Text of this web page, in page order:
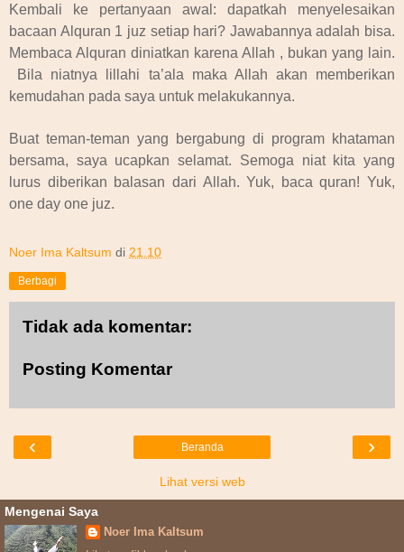
Kembali ke pertanyaan awal: dapatkah menyelesaikan
bacaan Alquran 1 juz setiap hari? Jawabannya adalah bisa.
Membaca Alquran diniatkan karena Allah , bukan yang lain.
Bila niatnya lillahi ta’ala maka Allah akan memberikan
kemudahan pada saya untuk melakukannya.
Buat teman-teman yang bergabung di program khataman
bersama, saya ucapkan selamat. Semoga niat kita yang
lurus diberikan balasan dari Allah. Yuk, baca quran! Yuk,
one day one juz.
Noer Ima Kaltsum di 21.10
Berbagi
Tidak ada komentar:
Posting Komentar
‹ ›
Beranda
Lihat versi web
Mengenai Saya
Noer Ima Kaltsum